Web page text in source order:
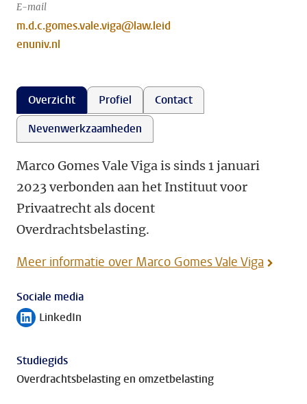
E-mail
m.d.c.gomes.vale.viga@law.leid
enuniv.nl
Overzicht Profiel
Contact
Nevenwerkzaamheden
Marco Gomes Vale Viga is sinds 1 januari
2023 verbonden aan het Instituut voor
Privaatrecht als docent
Overdrachtsbelasting.
Meer informatie over Marco Gomes Vale Viga
Sociale media
Volg ons op
LinkedIn
Studiegids
Overdrachtsbelasting en omzetbelasting